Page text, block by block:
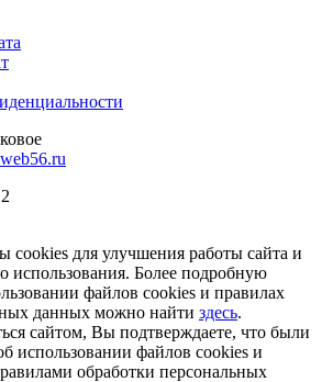
web56.ru
для улучшения работы сайта и
использования. Более подробную
файлов cookies и правилах
данных можно найти здесь.
сайтом, Вы подтверждаете, что были
использовании файлов cookies и
обработки персональных